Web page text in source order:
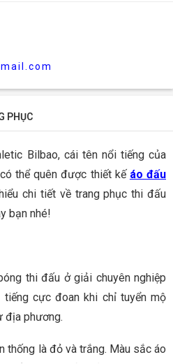
PHỤC
Bilbao, cái tên nổi tiếng của
thể quên được thiết kế áo đấu
chi tiết về trang phục thi đấu
bạn nhé!
thi đấu ở giải chuyênnghiệp
tiếng cực đoan khi chỉ tuyển mộ
địa phương.
thống là đỏ và trắng. Màu sắc áo